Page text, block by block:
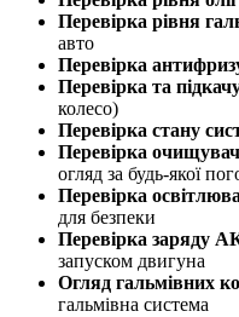
Перевірка рівня
авто
Перевірка
Перевірка та
колесо)
Перевірка стану
Перевірка
огляд за будь-якої
Перевірка
для безпеки
Перевірка заряду
запуском двигуна
Огляд гальмівних
гальмівна система